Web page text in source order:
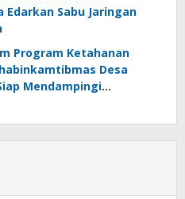
Edarkan Sabu Jaringan
Program Ketahanan
Desa
Mendampingi